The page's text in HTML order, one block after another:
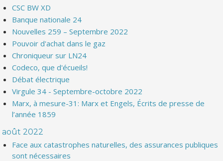
CSC BW XD
Banque nationale 24
Nouvelles 259 – Septembre 2022
Pouvoir d'achat dans le gaz
Chroniqueur sur LN24
Codeco, que d'écueils!
Débat électrique
Virgule 34 - Septembre-octobre 2022
Marx, à mesure-31: Marx et Engels, Écrits de presse de
l’année 1859
août 2022
Face aux catastrophes naturelles, des assurances publiques
sont nécessaires